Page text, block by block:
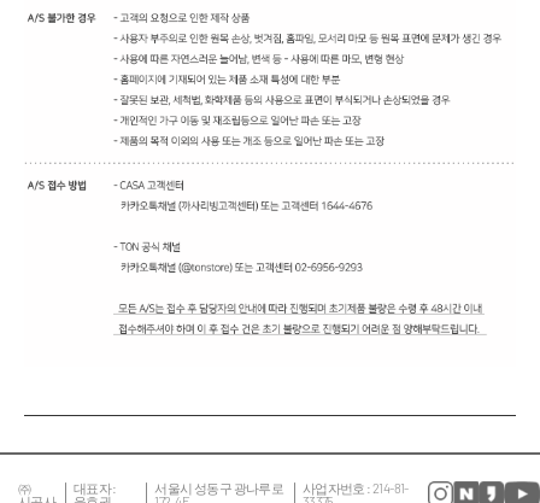
㈜
대표자 :
서울시 성동구 광나루로
사업자번호 : 214-81-